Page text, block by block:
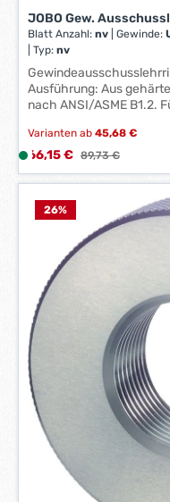
*
*
JOBO Gew.
Blatt Anzahl:nv Gewinde:
Typ:nv
Ausführung: Aus
nach ANSI/ASME B1.2. Für
Ausbrechen des
Gewindegang
Zwischenabmessungen
lieferbar. Hersteller: Johs. Boss GmbH & Co. KG, Johannes-
Boss-Straße 9, 72461
contact@johs-boss.de
Varianten ab 45,68 €
Verkaufspreis:
L
i
t
:
-
3
W
66,15 € Regulärer Preis:
89,73 €
26%